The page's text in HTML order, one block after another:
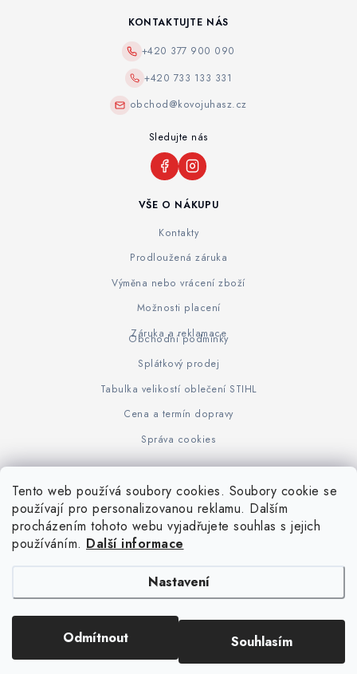
Tento web používá soubory cookies. Soubory cookie se
používají pro personalizovanou reklamu. Dalším
procházením tohoto webu vyjadřujete souhlas s jejich
používáním. Další informace
Nastavení
Odmítnout Souhlasím
VŠE O NÁKUPU
Kontakty
Prodloužená záruka
Výměna nebo vrácení zboží
Možnosti placení
Záruka a reklamace
Obchodní podmínky
Splátkový prodej
Tabulka velikostí oblečení STIHL
Cena a termín dopravy
Správa cookies
KONTAKTUJTE NÁS
+420 377 900 090
+420 733 133 331
obchod@kovojuhasz.cz
Sledujte nás
www.KOVOJUHASZ.cz Výrobce STIHL STIHL Timbersport
Vytvořil Shoptet
iPloty.cz - PLETIVA A NÁŘADÍ. Všechna práva vyhrazena.
Upravit nastavení cookies